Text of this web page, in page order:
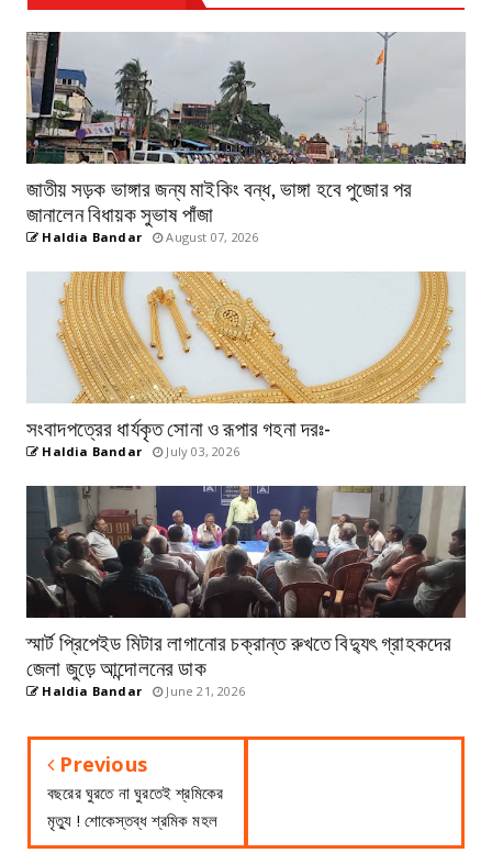
জাতীয় সড়ক ভাঙ্গার জন্য মাইকিং বন্ধ, ভাঙ্গা হবে পুজোর পর
জানালেন বিধায়ক সুভাষ পাঁজা
Haldia Bandar August 07, 2026
সংবাদপত্রের ধার্যকৃত সোনা ও রূপার গহনা দরঃ-
Haldia Bandar July 03, 2026
স্মার্ট প্রিপেইড মিটার লাগানোর চক্রান্ত রুখতে বিদ্যুৎ গ্রাহকদের
জেলা জুড়ে আন্দোলনের ডাক
Haldia Bandar June 21, 2026
Previous
বছরের ঘুরতে না ঘুরতেই শ্রমিকের
মৃত্যু ! শোকেস্তব্ধ শ্রমিক মহল